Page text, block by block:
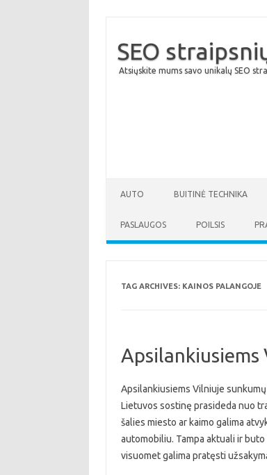
SEO
Atsiųskite mums savo unikalų SEO
AUTO BUITINĖ TECHNIKA
PASLAUGOS POILSIS
TAG ARCHIVES: KAINOS PALANGOJE
Apsilankiusiems
Apsilankiusiems Vilniuje
Lietuvos sostinę prasideda nuo
šalies miesto ar kaimo galima
automobiliu. Tampa aktuali ir
visuomet galima pratęsti